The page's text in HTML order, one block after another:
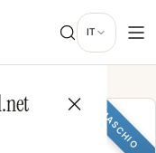
IT
MASCHIO